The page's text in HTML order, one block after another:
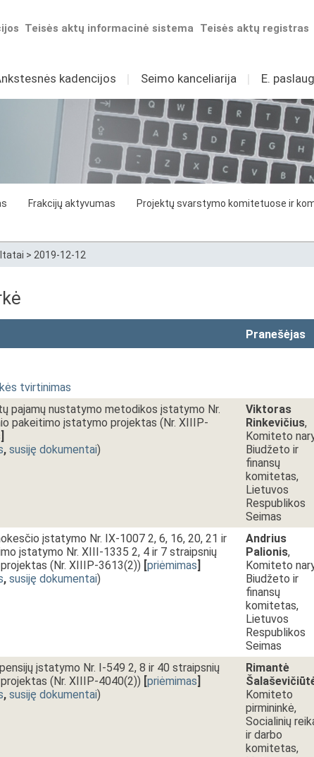
Teisės aktų registras
Teisės aktų informacinė sistema
kadencijos I Seimo kanceliarija I E.
Frakcijų aktyvumas
Projektų svarstymo komitetuose ir
> 2019-12-12
Pranešėjas
tvirtinimas
pajamų nustatymo metodikos įstatymo Nr.
pakeitimo įstatymo projektas (Nr. XIIIP-
]
, susiję dokumentai)
Viktoras
Rinkevičius,
Komiteto
Biudžeto ir
finansų
komitetas,
Lietuvos
Respublikos
Seimas
įstatymo Nr. IX-1007 2, 6, 16, 20, 21 ir
įstatymo Nr. XIII-1335 2, 4 ir 7 straipsnių
(Nr. XIIIP-3613(2)) [priėmimas]
, susiję dokumentai)
Andrius
Palionis,
Komiteto
Biudžeto ir
finansų
komitetas,
Lietuvos
Respublikos
Seimas
pensijų įstatymo Nr. I-549 2, 8 ir 40 straipsnių
(Nr. XIIIP-4040(2)) [priėmimas]
, susiję dokumentai)
Rimantė
Komiteto
pirmininkė,
Socialinių
ir darbo
komitetas,